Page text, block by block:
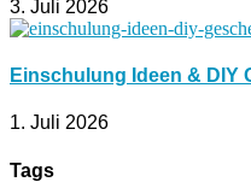
3. Juli 2026
Einschulung Ideen & DIY
1. Juli 2026
Tags